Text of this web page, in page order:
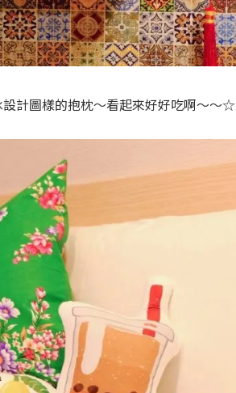
計圖樣的抱枕～看起來好好吃啊～～☆